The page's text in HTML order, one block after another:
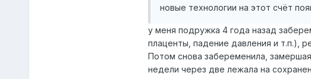
новые технологии на этот счёт
у меня подружка 4 года назад
плаценты, падение давления и т.п.),
Потом снова забеременила,
недели через две лежала на